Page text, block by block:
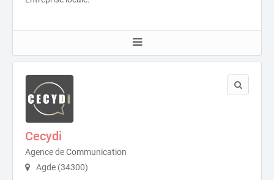
Cecydi
Agence de Communication
Agde (34300)